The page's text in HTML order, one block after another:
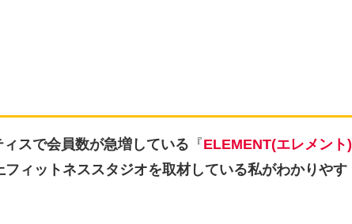
スで会員数が急増している 『ELEMENT(エレメント)
フィットネススタジオを取材している私がわかりやす